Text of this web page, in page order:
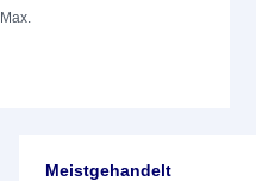
Max.
Meistgehandelt